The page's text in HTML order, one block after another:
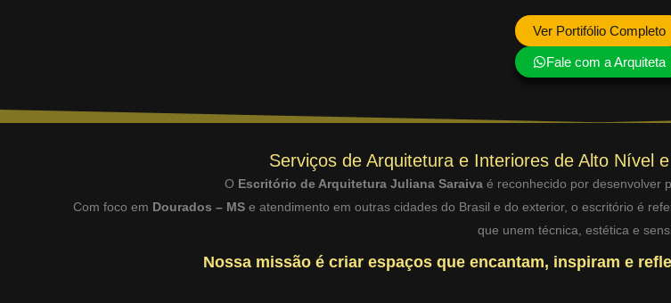
Ver Portifólio Completo
Fale com a Arquiteta
Serviços de Arquitetura e Interiores de Alto Nível
O Escritório de Arquitetura Juliana Saraivaé reconhecido por desenvolver
Com foco em Dourados – MS e atendimento em outras cidades do Brasil e do exterior, o escritório é
que unem técnica, estética e
Nossa missão é criar espaços que encantam, inspiram e